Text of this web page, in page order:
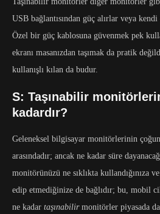
USB bağlantısından güç alırlar veya
Özel bir güç kablosuna güvenmek pek
ekranı masanızdan taşımak da pratik
kullanışlı kılan da budur.
S: Taşınabilir
kadardır?
Geleneksel bilgisayar monitörlerinin
arasındadır; ancak ne kadar süre
monitörünüzü ne sıklıkta kullandığınıza
edip etmediğinize de bağlıdır; bu, mobil
ne kadar taşınabilirmonitörler piyasada